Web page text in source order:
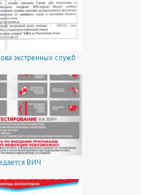
экстренных служб
ВИЧ